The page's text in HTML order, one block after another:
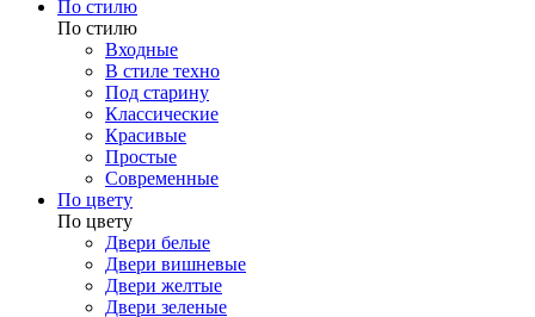
По стилю
По стилю
Входные
В стиле техно
Под старину
Классические
Красивые
Простые
Современные
По цвету
По цвету
Двери белые
Двери вишневые
Двери желтые
Двери зеленые